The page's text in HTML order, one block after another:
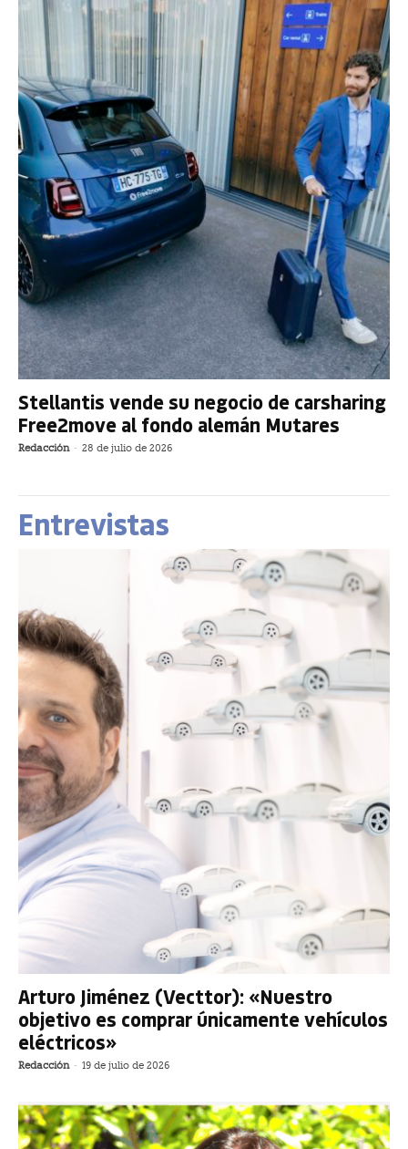
Stellantis vende su negocio de carsharing
Free2move al fondo alemán Mutares
Redacción - 28 de julio de 2026
Entrevistas
Arturo Jiménez (Vecttor): «Nuestro
objetivo es comprar únicamente vehículos
eléctricos»
Redacción - 19 de julio de 2026